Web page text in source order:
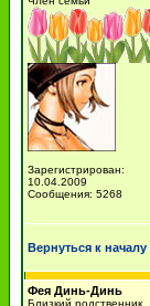
Зарегистрирован:
10.04.2009
Сообщения: 5268
Вернуться к началу
Фея Динь-Динь
Близкий родственник